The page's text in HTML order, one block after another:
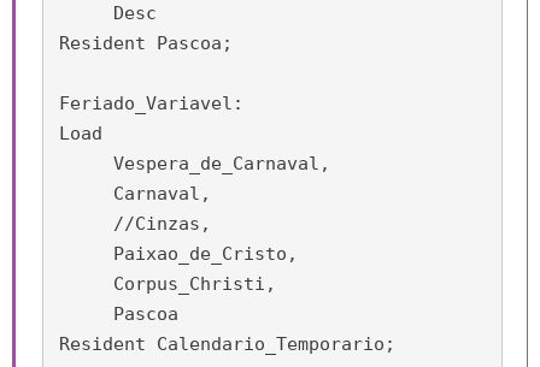
Desc
Resident Pascoa;
Feriado_Variavel:
Load
Vespera_de_Carnaval,
Carnaval,
//Cinzas,
Paixao_de_Cristo,
Corpus_Christi,
Pascoa
Resident Calendario_Temporario;